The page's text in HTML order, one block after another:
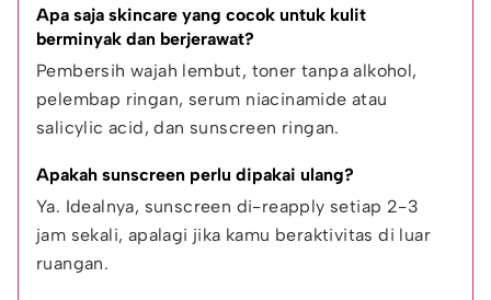
Apa saja skincare yang cocok untuk kulit
berminyak dan berjerawat?
Pembersih wajah lembut, toner tanpa alkohol,
pelembap ringan, serum niacinamide atau
salicylic acid, dan sunscreen ringan.
Apakah sunscreen perlu dipakai ulang?
Ya. Idealnya, sunscreen di-reapply setiap 2-3
jam sekali, apalagi jika kamu beraktivitas di luar
ruangan.